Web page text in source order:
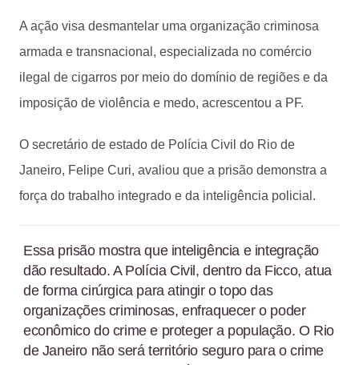
A ação visa desmantelar uma organização criminosa
armada e transnacional, especializada no comércio
ilegal de cigarros por meio do domínio de regiões e da
imposição de violência e medo, acrescentou a PF.
O secretário de estado de Polícia Civil do Rio de
Janeiro, Felipe Curi, avaliou que a prisão demonstra a
força do trabalho integrado e da inteligência policial.
Essa prisão mostra que inteligência e integração
dão resultado. A Polícia Civil, dentro da Ficco, atua
de forma cirúrgica para atingir o topo das
organizações criminosas, enfraquecer o poder
econômico do crime e proteger a população. O Rio
de Janeiro não será território seguro para o crime